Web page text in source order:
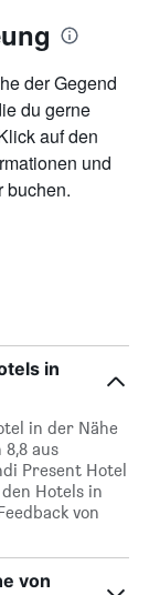
der Gegend
du gerne
auf den
und
buchen.
in
in der Nähe
aus
Present Hotel
Hotels in
von
von